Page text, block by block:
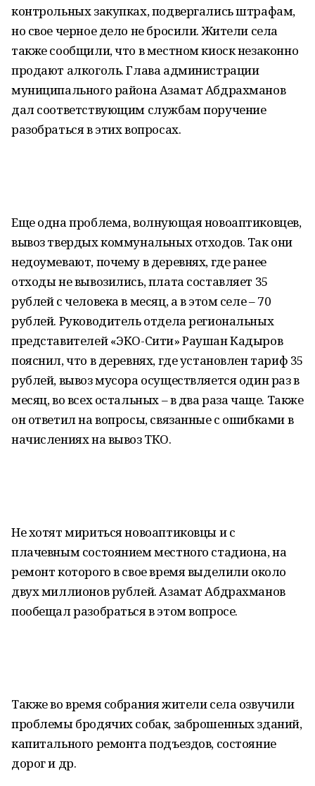
контрольных закупках, подвергались штрафам,
но свое черное дело не бросили. Жители села
также сообщили, что в местном киоск незаконно
продают алкоголь. Глава администрации
муниципального района Азамат Абдрахманов
дал соответствующим службам поручение
разобраться в этих вопросах.
Еще одна проблема, волнующая новоаптиковцев,
вывоз твердых коммунальных отходов. Так они
недоумевают, почему в деревнях, где ранее
отходы не вывозились, плата составляет 35
рублей с человека в месяц, а в этом селе – 70
рублей. Руководитель отдела региональных
представителей «ЭКО-Сити» Раушан Кадыров
пояснил, что в деревнях, где установлен тариф 35
рублей, вывоз мусора осуществляется один раз в
месяц, во всех остальных – в два раза чаще. Также
он ответил на вопросы, связанные с ошибками в
начислениях на вывоз ТКО.
Не хотят мириться новоаптиковцы и с
плачевным состоянием местного стадиона, на
ремонт которого в свое время выделили около
двух миллионов рублей. Азамат Абдрахманов
пообещал разобраться в этом вопросе.
Также во время собрания жители села озвучили
проблемы бродячих собак, заброшенных зданий,
капитального ремонта подъездов, состояние
дорог и др.